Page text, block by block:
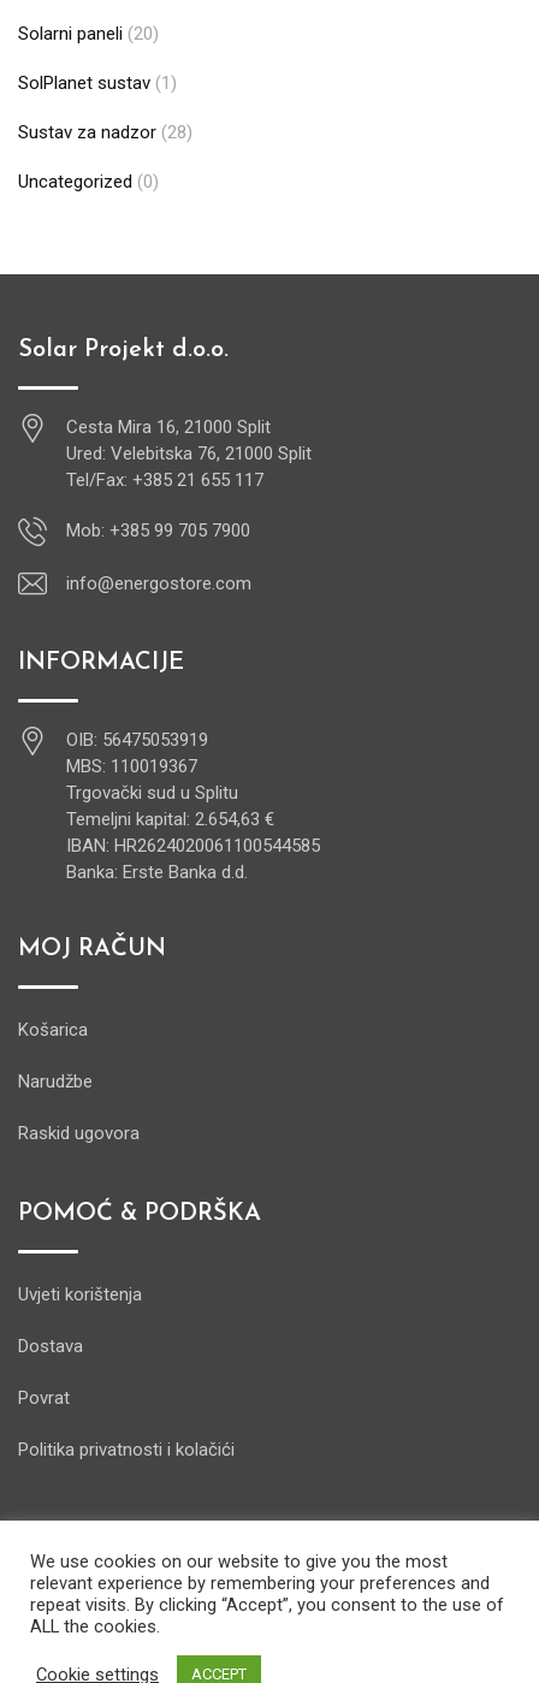
Solarni paneli (20)
SolPlanet sustav (1)
Sustav za nadzor (28)
Uncategorized (0)
Solar Projekt d.o.o.
Cesta Mira 16, 21000 Split
Ured: Velebitska 76, 21000 Split
Tel/Fax: +385 21 655 117
Mob: +385 99 705 7900
info@energostore.com
INFORMACIJE
OIB: 56475053919
MBS: 110019367
Trgovački sud u Splitu
Temeljni kapital: 2.654,63 €
IBAN: HR2624020061100544585
Banka: Erste Banka d.d.
MOJ RAČUN
Košarica
Narudžbe
Raskid ugovora
POMOĆ & PODRŠKA
Uvjeti korištenja
Dostava
Povrat
Politika privatnosti i kolačići
© Copyright Energostore 2020. Developed byPondi d.o.o.
We use cookies on our website to give you the most
relevant experience by remembering your preferences and
repeat visits. By clicking “Accept”, you consent to the use of
ALL the cookies.
Cookie settings ACCEPT